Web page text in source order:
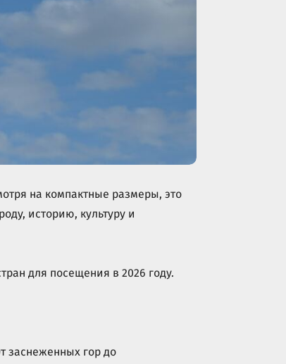
на компактные размеры, это
историю, культуру и
для посещения в 2026 году.
заснеженных гор до